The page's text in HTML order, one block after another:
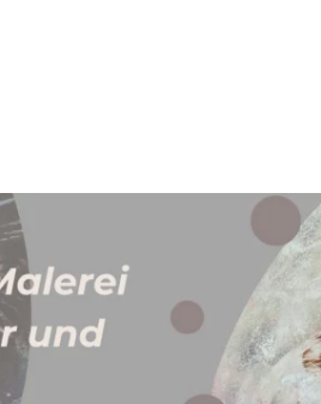
"Bosbaden met een thema in